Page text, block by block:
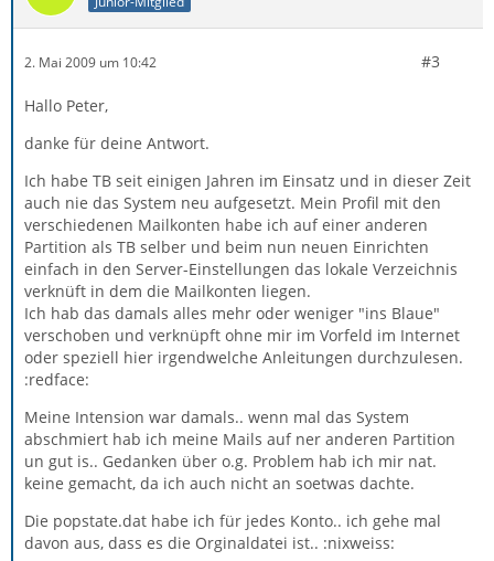
2. Mai 2009 um 10:42 #3
Hallo Peter,
danke für deine Antwort.
Ich habe TB seit einigen Jahren im Einsatz und in dieser Zeit
auch nie das System neu aufgesetzt. Mein Profil mit den
verschiedenen Mailkonten habe ich auf einer anderen
Partition als TB selber und beim nun neuen Einrichten
einfach in den Server-Einstellungen das lokale Verzeichnis
verknüft in dem die Mailkonten liegen.
Ich hab das damals alles mehr oder weniger "ins Blaue"
verschoben und verknüpft ohne mir im Vorfeld im Internet
oder speziell hier irgendwelche Anleitungen durchzulesen.
:redface:
Meine Intension war damals.. wenn mal das System
abschmiert hab ich meine Mails auf ner anderen Partition
un gut is.. Gedanken über o.g. Problem hab ich mir nat.
keine gemacht, da ich auch nicht an soetwas dachte.
Die popstate.dat habe ich für jedes Konto.. ich gehe mal
davon aus, dass es die Orginaldatei ist.. :nixweiss: